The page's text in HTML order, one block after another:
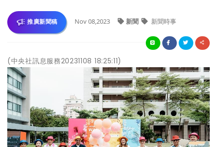
推廣新聞稿 Nov 08,2023 新聞 新聞時事
(中央社訊息服務20231108 18:25:11)